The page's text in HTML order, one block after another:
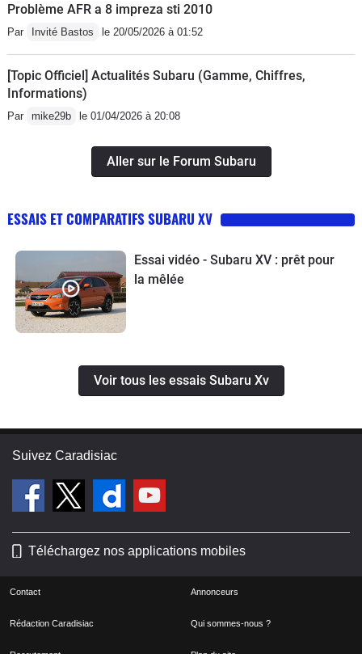
Problème AFR a 8 impreza sti 2010
Par Invité Bastos le 20/05/2026 à 01:52
[Topic Officiel] Actualités Subaru (Gamme, Chiffres,
Informations)
Par mike29b le 01/04/2026 à 20:08
Aller sur le Forum Subaru
ESSAIS ET COMPARATIFS SUBARU XV
Essai vidéo - Subaru XV : prêt pour
la mêlée
Voir tous les essais Subaru Xv
Suivez Caradisiac
Téléchargez nos applications mobiles
Contact Annonceurs
Rédaction Caradisiac Qui sommes-nous ?